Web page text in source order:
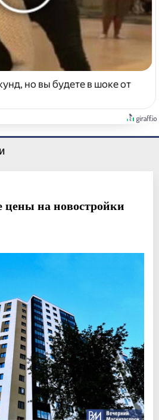
но вы будете в шоке от
цены на новостройки